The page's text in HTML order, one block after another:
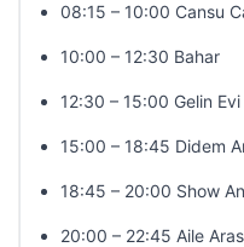
08:15 – 10:00 Cansu
10:00 – 12:30 Bahar
12:30 – 15:00 Gelin Evi
15:00 – 18:45 Didem
18:45 – 20:00 Show
20:00 – 22:45 Aile